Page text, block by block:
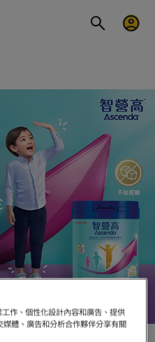
作、個性化設計內容和廣告、提供
體、廣告和分析合作夥伴分享有關